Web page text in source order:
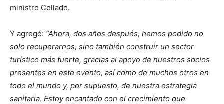
ministro Collado.
Y agregó: “Ahora, dos años después, hemos podido no
solo recuperarnos, sino también construir un sector
turístico más fuerte, gracias al apoyo de nuestros socios
presentes en este evento, así como de muchos otros en
todo el mundo y, por supuesto, de nuestra estrategia
sanitaria. Estoy encantado con el crecimiento que